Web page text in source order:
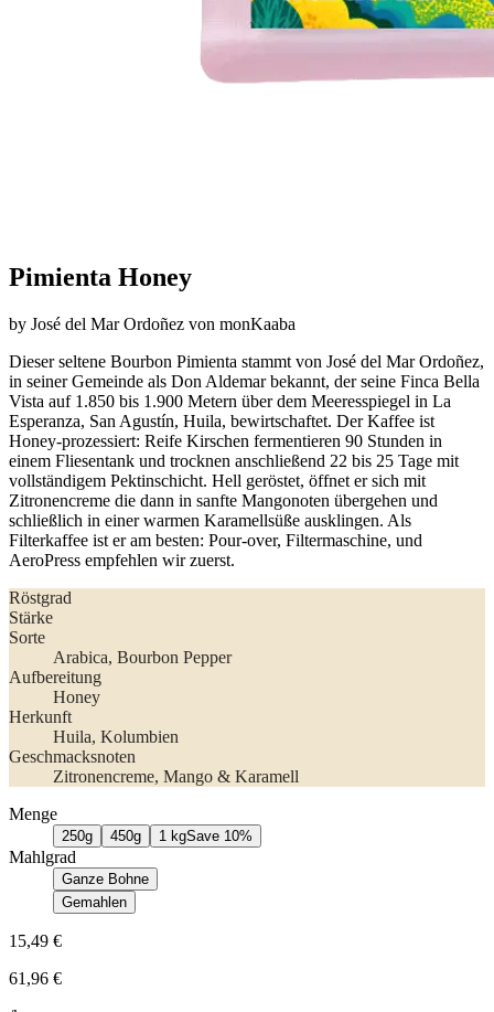
Pimienta Honey
by José del Mar Ordoñez von monKaaba
Dieser seltene Bourbon Pimienta stammt von José del Mar Ordoñez,
in seiner Gemeinde als Don Aldemar bekannt, der seine Finca Bella
Vista auf 1.850 bis 1.900 Metern über dem Meeresspiegel in La
Esperanza, San Agustín, Huila, bewirtschaftet. Der Kaffee ist
Honey-prozessiert: Reife Kirschen fermentieren 90 Stunden in
einem Fliesentank und trocknen anschließend 22 bis 25 Tage mit
vollständigem Pektinschicht. Hell geröstet, öffnet er sich mit
Zitronencreme die dann in sanfte Mangonoten übergehen und
schließlich in einer warmen Karamellsüße ausklingen. Als
Filterkaffee ist er am besten: Pour-over, Filtermaschine, und
AeroPress empfehlen wir zuerst.
Röstgrad
Stärke
Sorte
Arabica, Bourbon Pepper
Aufbereitung
Honey
Herkunft
Huila, Kolumbien
Geschmacksnoten
Zitronencreme, Mango & Karamell
Menge
250g 450g 1 kgSave 10%
Mahlgrad
Ganze Bohne
Gemahlen
15,49 €
61,96 €